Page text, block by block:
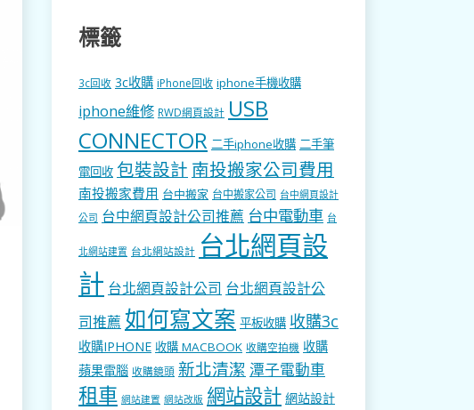
標籤
3c回收 3c收購 iPhone回收 iphone手機收購
iphone維修 RWD網頁設計 USB
CONNECTOR 二手iphone收購 二手筆
電回收 包裝設計 南投搬家公司費用
南投搬家費用 台中搬家 台中搬家公司 台中網頁設計
公司 台中網頁設計公司推薦 台中電動車 台
北網站建置 台北網站設計 台北網頁設
計 台北網頁設計公司 台北網頁設計公
司推薦 如何寫文案 平板收購 收購3c
收購IPHONE 收購 MACBOOK 收購空拍機 收購
蘋果電腦 收購鏡頭 新北清潔 潭子電動車
租車 網站建置 網站改版 網站設計 網站設計